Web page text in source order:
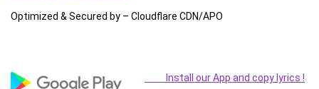
Optimized & Secured by – Cloudflare CDN/APO
Install our App and copy lyrics !